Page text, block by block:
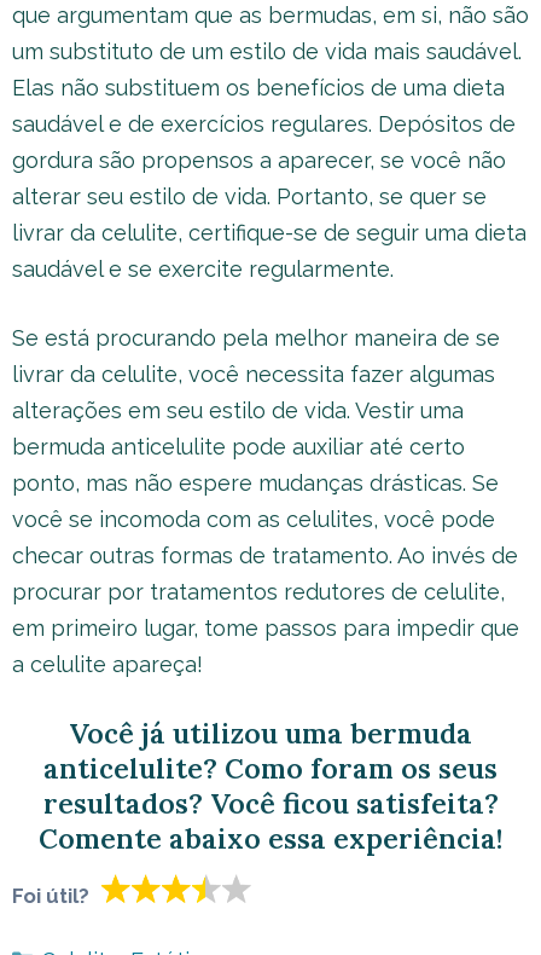
que argumentam que as bermudas, em si, não são
um substituto de um estilo de vida mais saudável.
Elas não substituem os benefícios de uma dieta
saudável e de exercícios regulares. Depósitos de
gordura são propensos a aparecer, se você não
alterar seu estilo de vida. Portanto, se quer se
livrar da celulite, certifique-se de seguir uma dieta
saudável e se exercite regularmente.
Se está procurando pela melhor maneira de se
livrar da celulite, você necessita fazer algumas
alterações em seu estilo de vida. Vestir uma
bermuda anticelulite pode auxiliar até certo
ponto, mas não espere mudanças drásticas. Se
você se incomoda com as celulites, você pode
checar outras formas de tratamento. Ao invés de
procurar por tratamentos redutores de celulite,
em primeiro lugar, tome passos para impedir que
a celulite apareça!
Você já utilizou uma bermuda
anticelulite? Como foram os seus
resultados? Você ficou satisfeita?
Comente abaixo essa experiência!
Foi útil?